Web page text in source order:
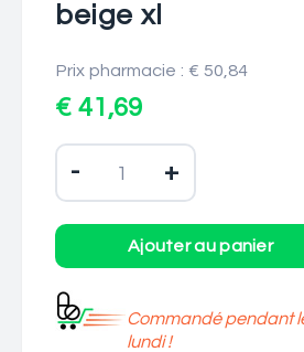
beige xl
Prix pharmacie : € 50,84
€ 41,69
- +
Commandé pendant
lundi !